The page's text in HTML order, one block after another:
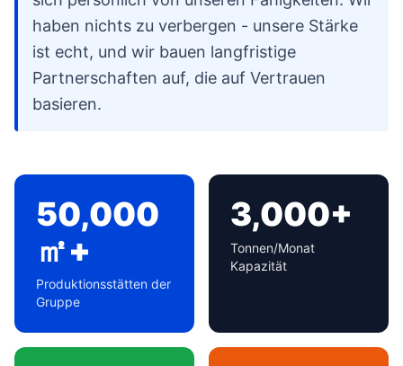
haben nichts zu verbergen - unsere Stärke
ist echt, und wir bauen langfristige
Partnerschaften auf, die auf Vertrauen
basieren.
50,000
㎡+
Produktionsstätten der
Gruppe
3,000+
Tonnen/Monat
Kapazität